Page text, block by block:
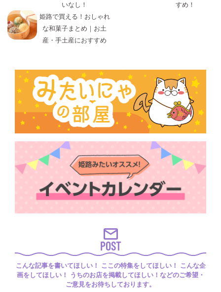
いなし！
すめ！
姫路で買える！おしゃれ
な和菓子まとめ｜お土
産・手土産におすすめ
POST
こんな記事を書いてほしい！ ここの特集をしてほしい！ こんな企
画をしてほしい！ うちのお店を掲載してほしい！などのご希望・
ご意見をお待ちしております。